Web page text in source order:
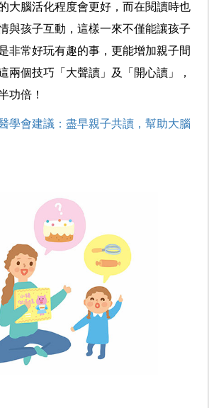
大腦活化程度會更好，而在閱讀時也
與孩子互動，這樣一來不僅能讓孩子
非常好玩有趣的事，更能增加親子間
兩個技巧「大聲讀」及「開心讀」，
功倍！
學會建議：盡早親子共讀，幫助大腦